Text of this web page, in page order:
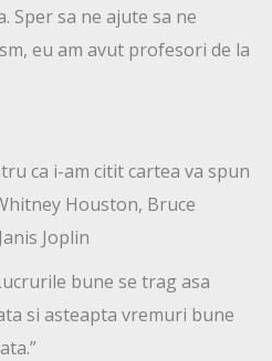
Sper sa ne ajute sa ne
eu am avut profesori de la
ca i-am citit cartea va spun
Houston, Bruce
Joplin
bune se trag asa
si asteapta vremuri bune